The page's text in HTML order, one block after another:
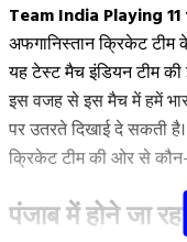
यह भी पढ़ें:बड़ी खबर:
के नए कप्तान का भी हुआ
इस खिलाड़ी को
विराट कोहली के इंजर्ड
उनकी जगह ऋतुराज
भारतीय क्रिकेट टीम का
Team India Playing
अफगानिस्तान क्रिकेट
यह टेस्ट मैच इंडियन टीम
इस वजह से इस मैच में हमें
पर उतरते दिखाई दे सकती
क्रिकेट टीम की ओर से
पंजाब में होने जा